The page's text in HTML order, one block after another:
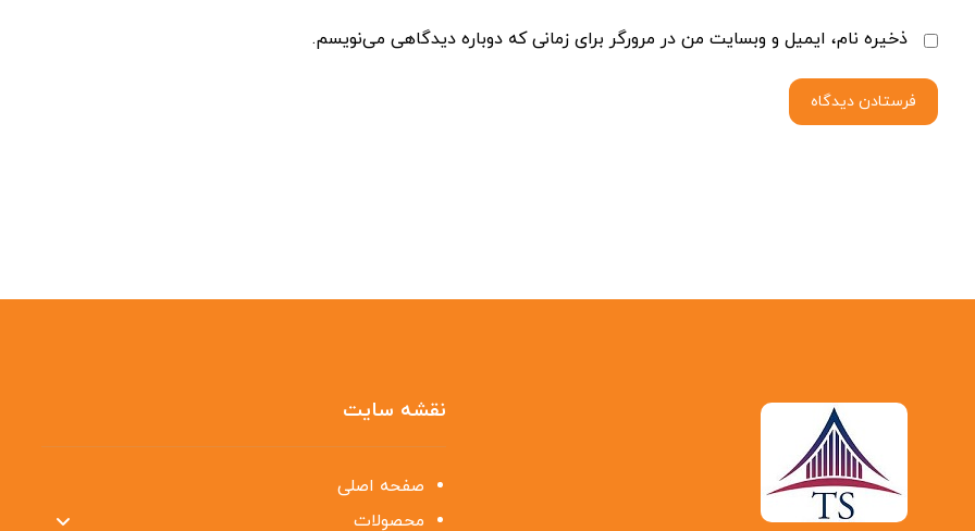
ذخیره نام، ایمیل و وبسایت من در مرورگر برای زمانی که دوباره دیدگاهی می‌نویسم.
فرستادن دیدگاه
نقشه سایت
صفحه اصلی
محصولات